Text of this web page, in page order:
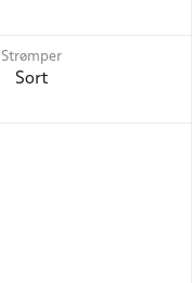
Strømper
Sort